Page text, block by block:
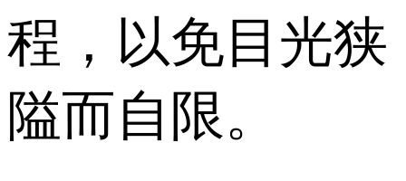
程，以免目光狭
隘而自限。